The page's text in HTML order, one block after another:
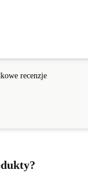
recenzje